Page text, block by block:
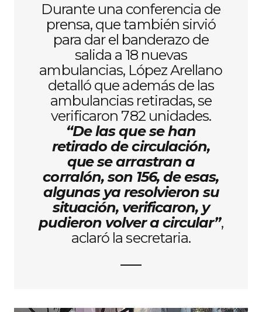
Durante una conferencia de
prensa, que también sirvió
para dar el banderazo de
salida a 18 nuevas
ambulancias, López Arellano
detalló que además de las
ambulancias retiradas, se
verificaron 782 unidades.
“De las que se han
retirado de circulación,
que se arrastran a
corralón, son 156, de esas,
algunas ya resolvieron su
situación, verificaron, y
pudieron volver a circular”,
aclaró la secretaria.